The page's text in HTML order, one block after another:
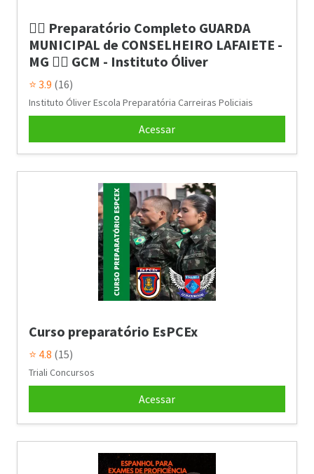
👮‍♂️ Preparatório Completo GUARDA
MUNICIPAL de CONSELHEIRO LAFAIETE -
MG 👮‍♂️ GCM - Instituto Óliver
⭐ 3.9 (16)
Instituto Óliver Escola Preparatória Carreiras Policiais
Acessar
Curso preparatório EsPCEx
⭐ 4.8 (15)
Triali Concursos
Acessar